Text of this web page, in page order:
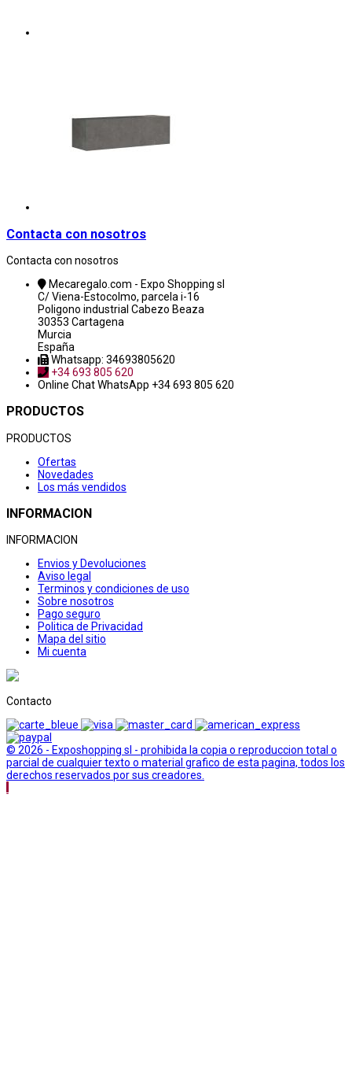
Contacta con nosotros
Contacta con nosotros
Mecaregalo.com - Expo Shopping sl
C/ Viena-Estocolmo, parcela i-16
Poligono industrial Cabezo Beaza
30353 Cartagena
Murcia
España
Whatsapp: 34693805620
+34 693 805 620
Online ChatWhatsApp +34 693 805 620
PRODUCTOS
PRODUCTOS
Ofertas
Novedades
Los más vendidos
INFORMACION
INFORMACION
Envios y Devoluciones
Aviso legal
Terminos y condiciones de uso
Sobre nosotros
Pago seguro
Politica de Privacidad
Mapa del sitio
Mi cuenta
Contacto
© 2026 - Exposhopping sl - prohibida la copia o reproduccion total o
parcial de cualquier texto o material grafico de esta pagina, todos los
derechos reservados por sus creadores.